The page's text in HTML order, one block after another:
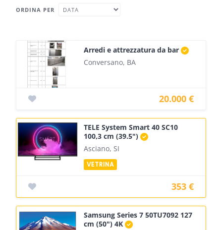
ORDINA PER
Arredi e attrezzatura da bar
Conversano, BA
20.000 €
TELE System Smart 40 SC10
100,3 cm (39.5")
Asciano, SI
353 €
Samsung Series 7 50TU7092 127
cm (50") 4K